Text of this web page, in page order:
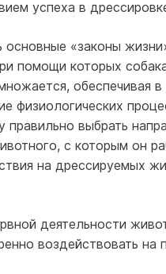
успеха в
«законы
помощи которых
обеспечивая
физиологических
выбрать
с которым он
на дрессируемых
деятельности
воздействовать на